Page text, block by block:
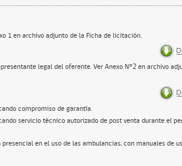
1 en archivo adjunto de la Ficha de licitación.
legal del oferente. Ver Anexo N°2 en archivo
compromiso de garantía.
servicio técnico autorizado de post venta durante el
en el uso de las ambulancias, con manuales de